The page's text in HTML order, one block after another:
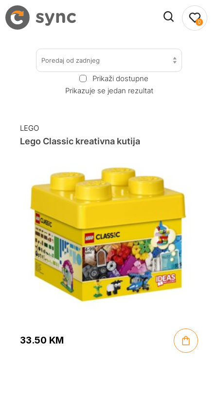
0
Poredaj od zadnjeg
Prikaži dostupne
Prikazuje se jedan rezultat
LEGO
Lego Classic kreativna kutija
33.50 KM